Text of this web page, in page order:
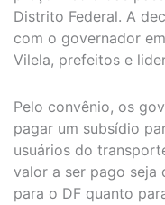
Distrito Federal. A
com o governador
Vilela, prefeitos e
Pelo convênio, os
pagar um subsídio
usuários do
valor a ser pago seja
para o DF quanto